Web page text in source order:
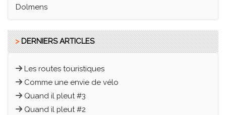
dolmens
>DERNIERS ARTICLES
Les routes touristiques
Comme une envie de vélo
Quand il pleut #3
Quand il pleut #2